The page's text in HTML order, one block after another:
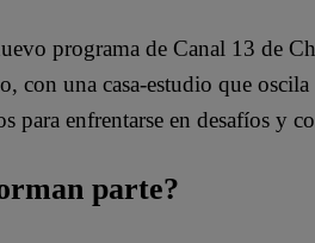
programa de Canal 13 de
con una casa-estudio que
para enfrentarse en desafíos y
parte?